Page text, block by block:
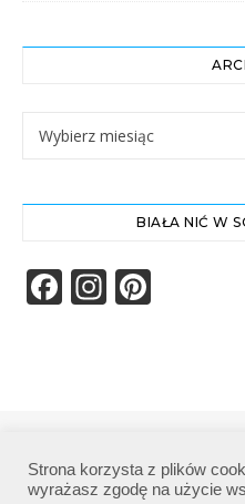
Archiwa
BIAŁA NIĆ W
Facebook
Strona korzysta z plików
wyrażasz zgodę na użycie